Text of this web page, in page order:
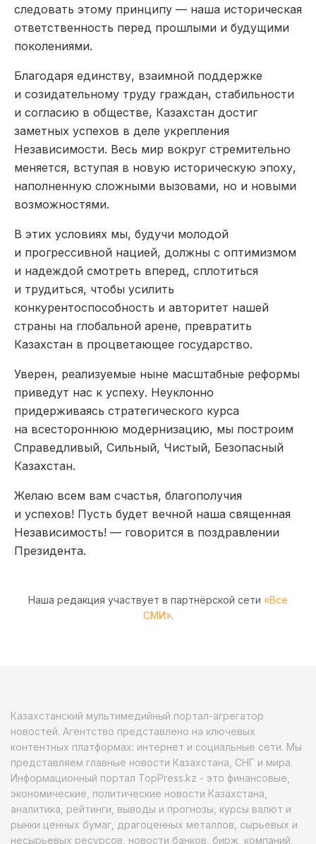
следовать этому принципу — наша историческая
ответственность перед прошлыми и будущими
поколениями.
Благодаря единству, взаимной поддержке
и созидательному труду граждан, стабильности
и согласию в обществе, Казахстан достиг
заметных успехов в деле укрепления
Независимости. Весь мир вокруг стремительно
меняется, вступая в новую историческую эпоху,
наполненную сложными вызовами, но и новыми
возможностями.
В этих условиях мы, будучи молодой
и прогрессивной нацией, должны с оптимизмом
и надеждой смотреть вперед, сплотиться
и трудиться, чтобы усилить
конкурентоспособность и авторитет нашей
страны на глобальной арене, превратить
Казахстан в процветающее государство.
Уверен, реализуемые ныне масштабные реформы
приведут нас к успеху. Неуклонно
придерживаясь стратегического курса
на всестороннюю модернизацию, мы построим
Справедливый, Сильный, Чистый, Безопасный
Казахстан.
Желаю всем вам счастья, благополучия
и успехов! Пусть будет вечной наша священная
Независимость! — говорится в поздравлении
Президента.
Наша редакция участвует в партнёрской сети «Все
СМИ».
Казахстанский мультимедийный портал-агрегатор
новостей. Агентство представлено на ключевых
контентных платформах: интернет и социальные сети. Мы
представляем главные новости Казахстана, СНГ и мира.
Информационный портал TopPress.kz - это финансовые,
экономические, политические новости Казахстана,
аналитика, рейтинги, выводы и прогнозы, курсы валют и
рынки ценных бумаг, драгоценных металлов, сырьевых и
несырьевых ресурсов, новости банков, бирж, компаний.